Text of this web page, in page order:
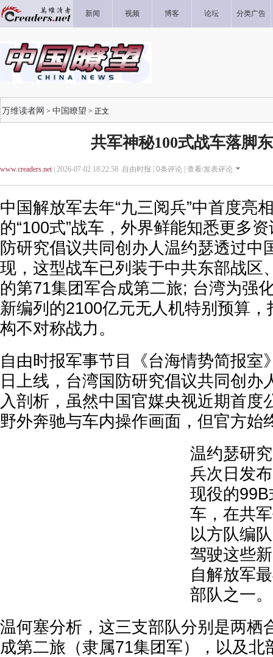
新闻 视频 博客 论坛 分类广告
万维读者网 > 中国瞭望 > 正文
共军神秘100式战车落脚
www.creaders.net| 2026-07-02 18:22:58 自由时报 | 0条评论 | 查看/发表评论
中国解放军去年“九三阅兵”中首度亮
的“100式”战车，外界鲜能知悉更多
防研究倡议共同创办人温约瑟透过中
现，这型战车已列装于中共东部战区
的第71集团军合成第二旅; 台湾为强
新编列的2100亿元无人机特别预算，
构不对称战力。
自由时报军事节目《台海情势简报室
日上线，台湾国防研究倡议共同创办
入剖析，虽然中国官媒央视近期首度
野外奔驰与车内操作画面，但官方始
温约瑟研
兵次日发
现役的
车，在共
以方队编
驾驶这些
自解放军
部队之一。
温何塞分析，这三支部队分别是两栖
成第二旅（隶属71集团军），以及北